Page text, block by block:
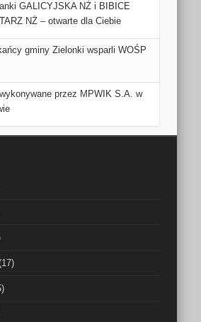
GALICYJSKA NŻ i BIBICE
NŻ – otwarte dla Ciebie
gminy Zielonki wsparli WOŚP
przez MPWIK S.A. w